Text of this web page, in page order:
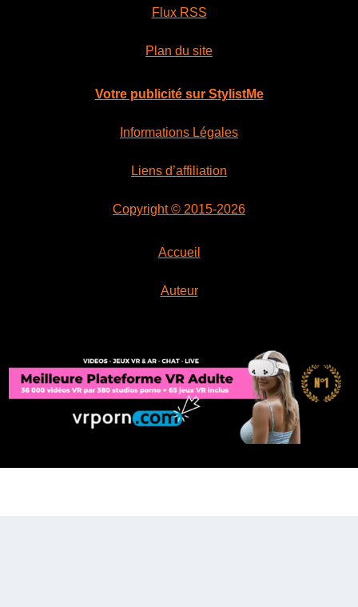
Flux RSS
Plan du site
Votre publicité sur StylistMe
Informations Légales
Liens d’affiliation
Copyright © 2015-2026
Accueil
Auteur